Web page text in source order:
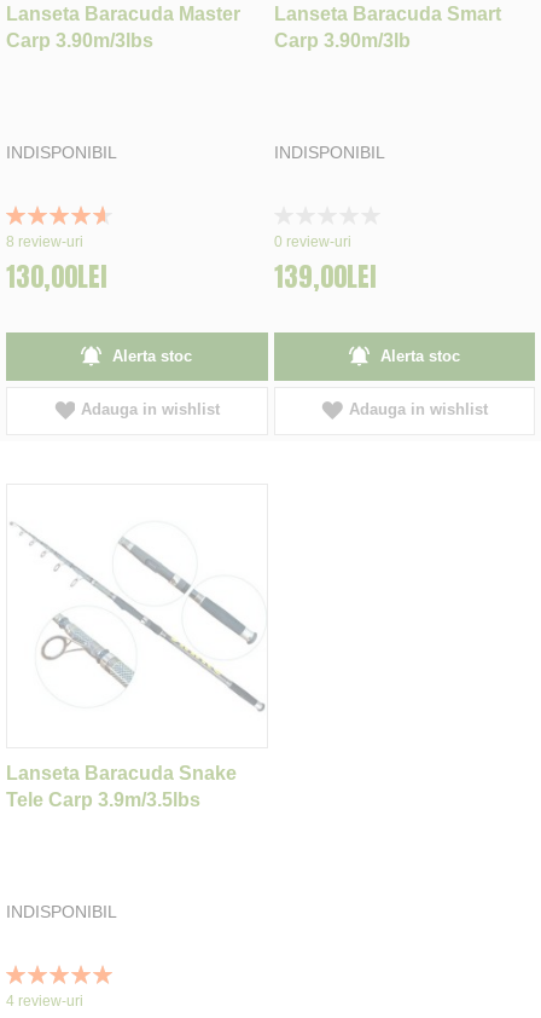
Lanseta Baracuda Master
Carp 3.90m/3lbs
INDISPONIBIL
Rating:
93%
8 review-uri
130,00LEI
Alerta stoc
Adauga in wishlist
Lanseta Baracuda Smart
Carp 3.90m/3lb
INDISPONIBIL
0%
0 review-uri
139,00LEI
Alerta stoc
Adauga in wishlist
Lanseta Baracuda Snake
Tele Carp 3.9m/3.5lbs
INDISPONIBIL
Rating:
100%
4 review-uri